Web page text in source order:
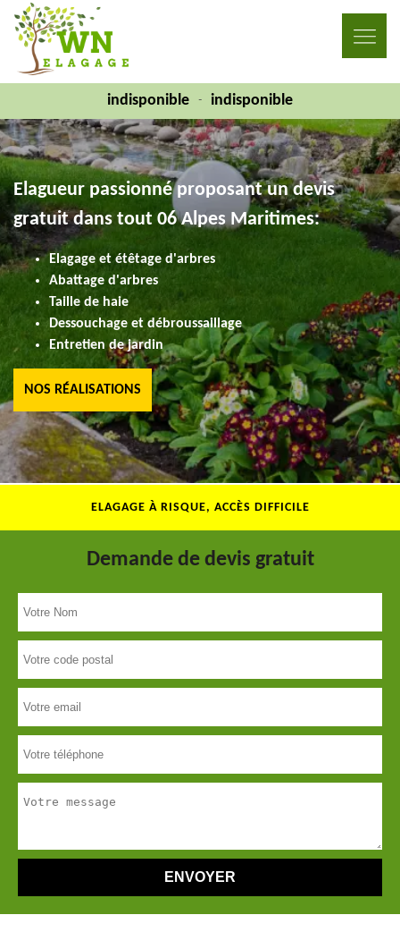
indisponible - indisponible
Elagueur passionné proposant un devis
gratuit dans tout 06 Alpes Maritimes:
Elagage et étêtage d'arbres
Abattage d'arbres
Taille de haie
Dessouchage et débroussaillage
Entretien de jardin
NOS RÉALISATIONS
ELAGAGE À RISQUE, ACCÈS DIFFICILE
Demande de devis gratuit